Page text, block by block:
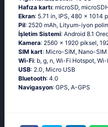
Hafıza kartı: microSD,
Ekran: 5.71 in, IPS, 480 x 1014
Pil: 2520 mAh, Lityum-iyon
İşletim Sistemi: Android 8.1
Kamera: 2560 x 1920 piksel,
SIM kart: Micro-SIM, Nano-SIM
Wi-Fi: b, g, n, Wi-Fi Hotspot,
USB: 2.0, Micro USB
Bluetooth: 4.0
Navigasyon: GPS, A-GPS